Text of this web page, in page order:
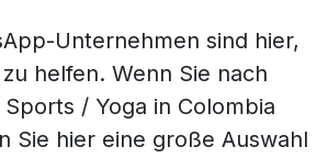
Unternehmen sind hier,
helfen. Wenn Sie nach
/ Yoga in Colombia
Sie hier eine große Auswahl